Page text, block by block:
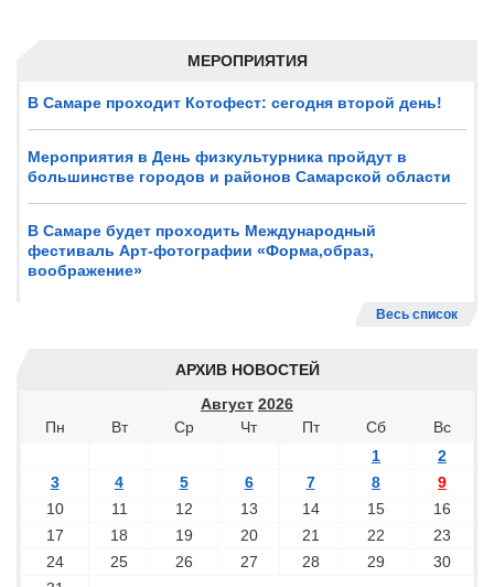
МЕРОПРИЯТИЯ
В Самаре проходит Котофест: сегодня второй день!
Мероприятия в День физкультурника пройдут в
большинстве городов и районов Самарской области
В Самаре будет проходить Международный
фестиваль Арт-фотографии «Форма,образ,
воображение»
Весь список
АРХИВ НОВОСТЕЙ
Август 2026
Пн
Вт Ср Чт Пт Сб
Вс
1
2
3
4 5 6 7 8
9
10
11 12 13 14 15
16
17
18 19 20 21 22
23
24
25 26 27 28 29
30